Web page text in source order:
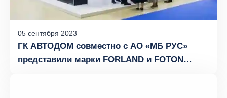
05 сентября 2023
ГК АВТОДОМ совместно с АО «МБ РУС»
представили марки FORLAND и FOTON